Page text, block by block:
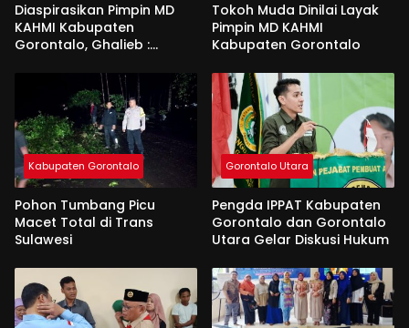
Diaspirasikan Pimpin MD
KAHMI Kabupaten
Gorontalo, Ghalieb :
Tokoh Muda Dinilai Layak
Pimpin MD KAHMI
Kabupaten Gorontalo
Kabupaten Gorontalo
Pohon Tumbang Picu
Macet Total di Trans
Sulawesi
Gorontalo Utara
Pengda IPPAT Kabupaten
Gorontalo dan Gorontalo
Utara Gelar Diskusi Hukum